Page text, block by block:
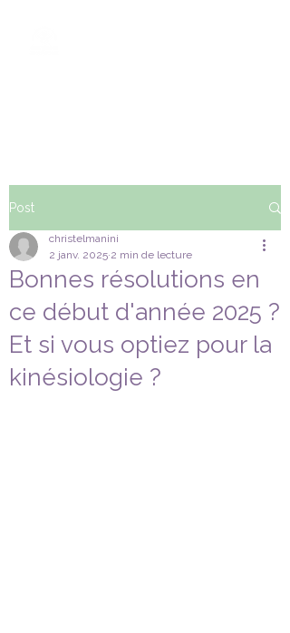
Post
Bonnes résolutions en
ce début d'année 2025 ?
Et si vous optiez pour la
kinésiologie ?
christelmanini
2 janv. 2025 2 min de lecture